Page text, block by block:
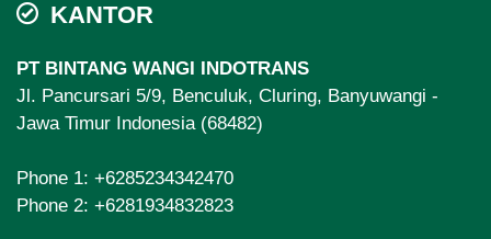
KANTOR
PT BINTANG WANGI INDOTRANS
Jl. Pancursari 5/9, Benculuk, Cluring, Banyuwangi -
Jawa Timur Indonesia (68482)
Phone 1: +6285234342470
Phone 2: +6281934832823